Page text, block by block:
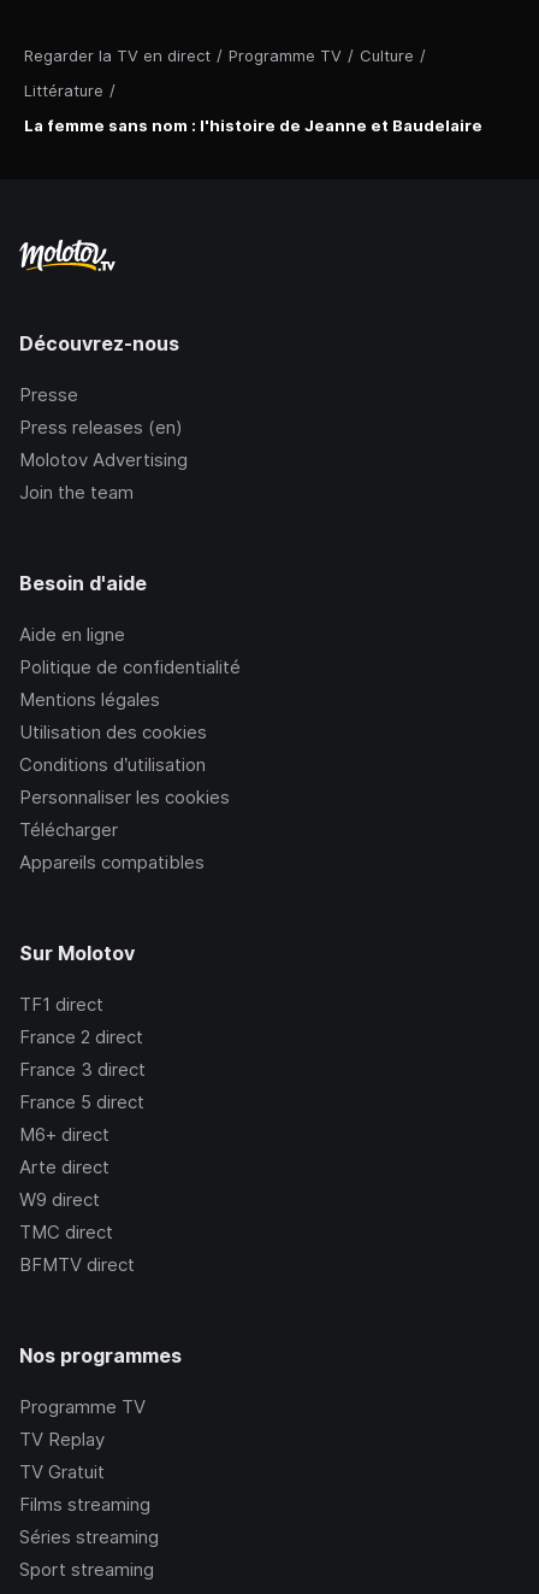
Regarder la TV en direct / Programme TV / Culture /
Littérature /
La femme sans nom : l'histoire de Jeanne et Baudelaire
Découvrez-nous
Presse
Press releases (en)
Molotov Advertising
Join the team
Besoin d'aide
Aide en ligne
Politique de confidentialité
Mentions légales
Utilisation des cookies
Conditions d’utilisation
Personnaliser les cookies
Télécharger
Appareils compatibles
Sur Molotov
TF1 direct
France 2 direct
France 3 direct
France 5 direct
M6+ direct
Arte direct
W9 direct
TMC direct
BFMTV direct
Nos programmes
Programme TV
TV Replay
TV Gratuit
Films streaming
Séries streaming
Sport streaming